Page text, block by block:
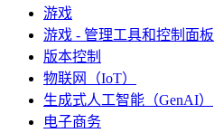
游戏
游戏 - 管理工具和控制面板
版本控制
物联网（IoT）
生成式人工智能（GenAI）
电子商务